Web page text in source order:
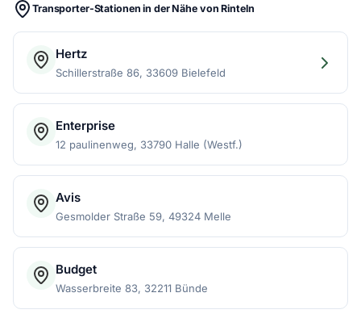
Transporter-Stationen in der Nähe von Rinteln
Hertz
Schillerstraße 86, 33609 Bielefeld
Enterprise
12 paulinenweg, 33790 Halle (Westf.)
Avis
Gesmolder Straße 59, 49324 Melle
Budget
Wasserbreite 83, 32211 Bünde